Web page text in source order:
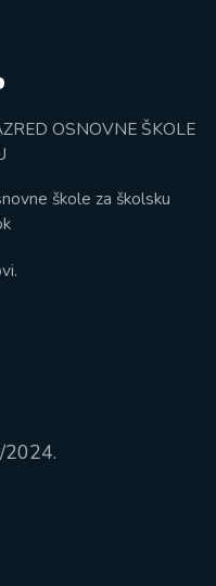
OSNOVNE ŠKOLE
škole za školsku